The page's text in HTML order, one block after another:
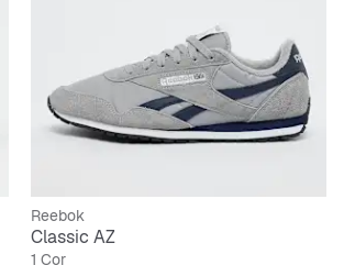
Reebok
Classic AZ
1 Cor